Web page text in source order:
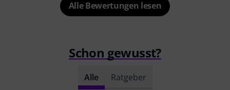
Alle Bewertungen lesen
Schon gewusst?
Alle Ratgeber